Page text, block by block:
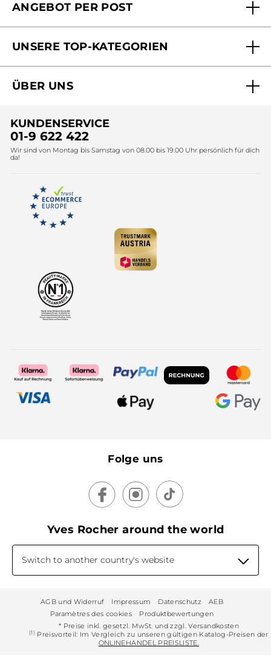
Mein Konto
Online Preisliste
ANGEBOT PER POST
Versandhandel Preisliste
UNSERE TOP-KATEGORIEN
Black Friday Yves Rocher
Geschenkideen Yves Rocher
Kollektion Monoi Yves Rocher
ÜBER UNS
Umweltstiftung YR
Affiliate Programm
KUNDENSERVICE
01-9 622 422
Wir sind von Montag bis Samstag von 08.00 bis 19.00 Uhr persönlich für dich
da!
Folge uns
Yves Rocher around the world
Switch to another country's website
AGB und Widerruf Impressum Datenschutz
AEB
Paramètres des cookies
Produktbewertungen
* Preise inkl. gesetzl. MwSt. und zzgl. Versandkosten
(1) Preisvorteil: Im Vergleich zu unseren gültigen Katalog-Preisen der
ONLINEHANDEL PREISLISTE.